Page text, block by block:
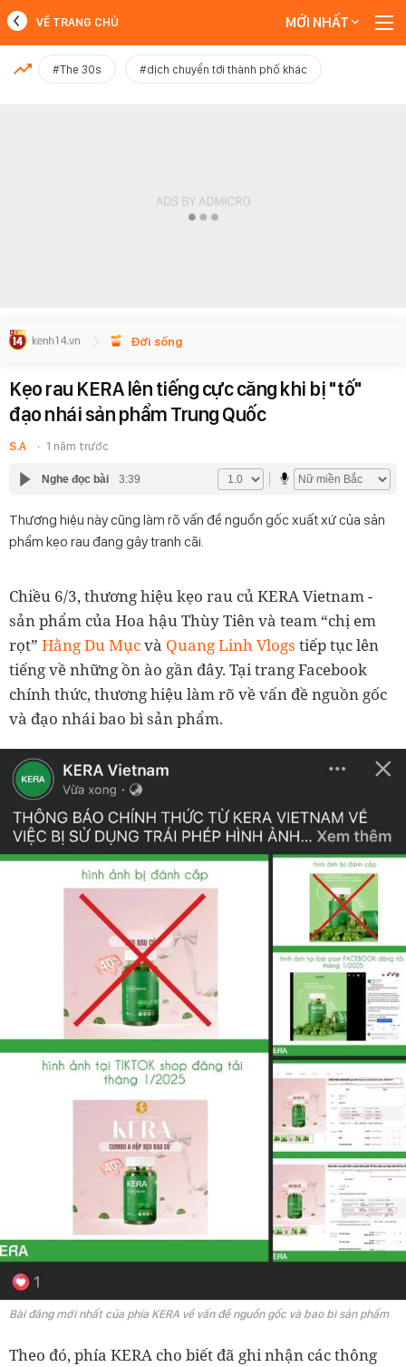
MỚI NHẤT
VỀ TRANG CHỦ MỚI NHẤT
#The 30s #dịch chuyển tới thành phố khác
Đời sống
Kẹo rau KERA lên tiếng cực căng khi bị "tố"
đạo nhái sản phẩm Trung Quốc
S.A 1 năm trước
Nghe đọc bài 3:39
Thương hiệu này cũng làm rõ vấn đề nguồn gốc xuất xứ của sản
phẩm kẹo rau đang gây tranh cãi.
Chiều 6/3, thương hiệu kẹo rau củ KERA Vietnam -
sản phẩm của Hoa hậu Thùy Tiên và team “chị em
rọt” Hằng Du Mụcvà Quang Linh Vlogs tiếp tục lên
tiếng về những ồn ào gần đây. Tại trang Facebook
chính thức, thương hiệu làm rõ về vấn đề nguồn gốc
và đạo nhái bao bì sản phẩm.
Bài đăng mới nhất của phía KERA về vấn đề nguồn gốc và bao bì sản phẩm
Theo đó, phía KERA cho biết đã ghi nhận các thông